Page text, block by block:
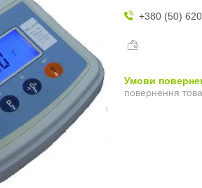
+380 (50)
повернення